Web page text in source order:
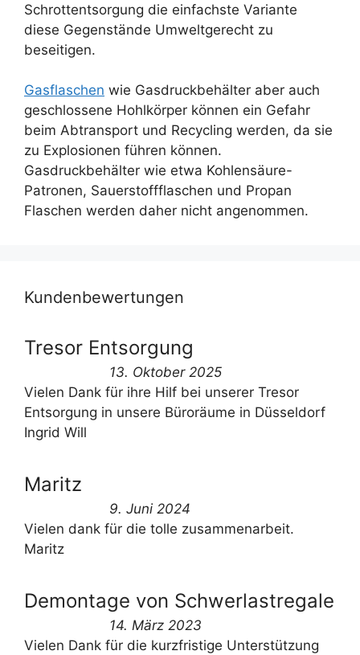
Schrottentsorgung die einfachste Variante
diese Gegenstände Umweltgerecht zu
beseitigen.
Gasflaschen wie Gasdruckbehälter aber auch
geschlossene Hohlkörper können ein Gefahr
beim Abtransport und Recycling werden, da sie
zu Explosionen führen können.
Gasdruckbehälter wie etwa Kohlensäure-
Patronen, Sauerstoffflaschen und Propan
Flaschen werden daher nicht angenommen.
Kundenbewertungen
Tresor Entsorgung
13. Oktober 2025
Vielen Dank für ihre Hilf bei unserer Tresor
Entsorgung in unsere Büroräume in Düsseldorf
Ingrid Will
Maritz
9. Juni 2024
Vielen dank für die tolle zusammenarbeit.
Maritz
Demontage von Schwerlastregale
14. März 2023
Vielen Dank für die kurzfristige Unterstützung